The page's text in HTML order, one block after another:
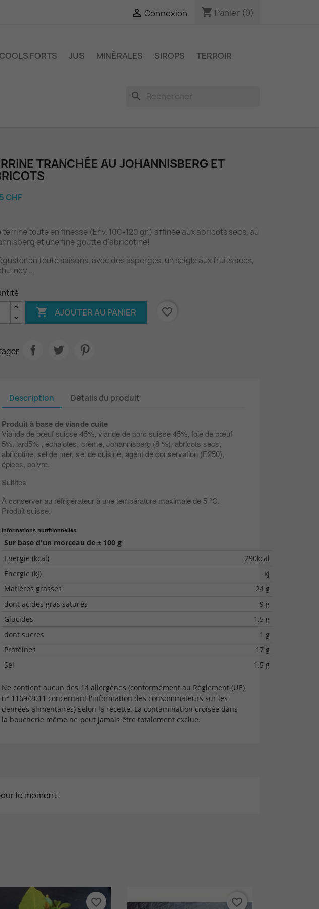
 Connexion shopping_cart Panier (0)
FORTS JUS MINÉRALES SIROPS
TERROIR
search
TRANCHÉE AU JOHANNISBERG ET
CHF
terrine toute en finesse (Env. 100-120 gr.) affinée aux abricots secs, au
et une fine goutte d'abricotine!
en toute saisons, avec des asperges, un seigle aux fruits secs,
...
 AJOUTER AU PANIER favorite_border
Description Détails du produit
Produit à base de viande cuite
Viande de bœuf suisse 45%, viande de porc suisse 45%, foie de bœuf
5%, lard5% , échalotes, crème, Johannisberg (8 %), abricots secs,
abricotine, sel de mer, sel de cuisine, agent de conservation (E250),
épices, poivre.
Sulfites
À conserver au réfrigérateur à une température maximale de 5 °C.
Produit suisse.
Informations nutritionnelles
Sur base d'un morceau de ± 100 g
Energie (kcal)
290kcal
Energie (kJ)
kJ
Matières grasses
24 g
dont acides gras saturés
9 g
Glucides
1.5 g
dont sucres
1 g
Protéines
17 g
Sel
1.5 g
Ne contient aucun des 14 allergènes (conformément au Règlement (UE)
n° 1169/2011 concernant l'information des consommateurs sur les
denrées alimentaires) selon la recette. La contamination croisée dans
la boucherie même ne peut jamais être totalement exclue.
le moment.
favorite_border favorite_border